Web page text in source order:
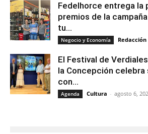
Fedelhorce entrega la
premios de la
tu...
Negocio y Economía Redacción
El Festival de
la Concepción celebra
con...
Agenda Cultura - agosto 6,